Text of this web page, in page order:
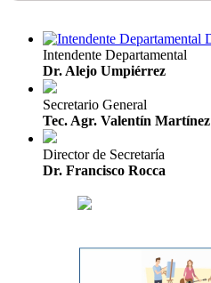
Intendente Departamental
Dr. Alejo Umpiérrez
Secretario General
Tec. Agr. Valentín Martínez
Director de Secretaría
Dr. Francisco Rocca